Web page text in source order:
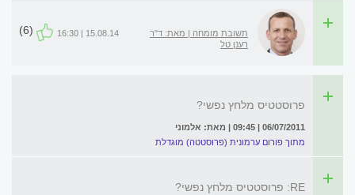
תשובת מומחה | מאת: ד"ר
רענן טל
15.08.14 | 16:30
(6)
פרוסטטיס מלחץ נפשי?
06/07/2011 | 09:45 | מאת: אלמוני
מתוך פורום ערמונית (פרוסטטה) מוגדלת
RE: פרוסטטיס מלחץ נפשי?